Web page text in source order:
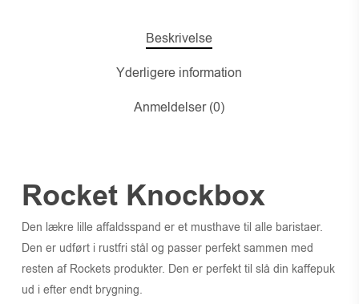
Beskrivelse
Yderligere information
Anmeldelser (0)
Rocket Knockbox
Den lækre lille affaldsspand er et musthave til alle baristaer.
Den er udført i rustfri stål og passer perfekt sammen med
resten af Rockets produkter. Den er perfekt til slå din kaffepuk
ud i efter endt brygning.